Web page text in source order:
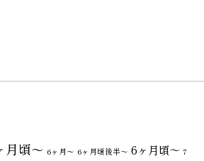
月頃～ 6ヶ月〜 6ヶ月頃後半～ 6ヶ月頃～ 7